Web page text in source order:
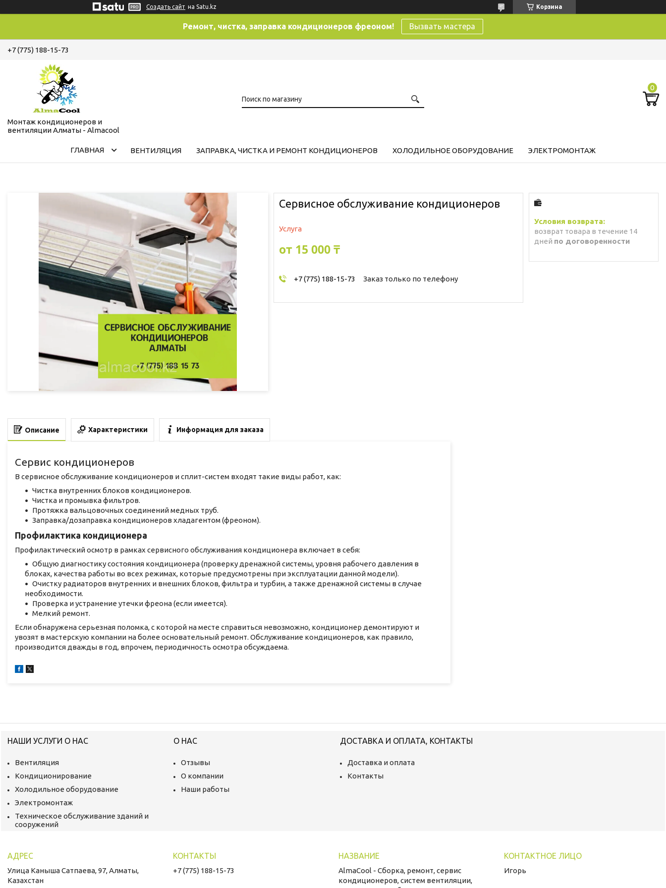
Создать сайт на Satu.kz Корзина
Ремонт, чистка, заправка кондиционеров фреоном! Вызвать мастера
+7 (775) 188-15-73
Монтаж кондиционеров и
вентиляции Алматы - Almacool
ГЛАВНАЯ ВЕНТИЛЯЦИЯ ЗАПРАВКА, ЧИСТКА И РЕМОНТ КОНДИЦИОНЕРОВ ХОЛОДИЛЬНОЕ ОБОРУДОВАНИЕ ЭЛЕКТРОМОНТАЖ
Сервисное обслуживание кондиционеров
Услуга
от 15 000 ₸
+7 (775) 188-15-73 Заказ только по телефону
возврат товара в течение 14
дней по договоренности
Описание Характеристики Информация для заказа
Сервис кондиционеров
В сервисное обслуживание кондиционеров и сплит-систем входят такие виды работ, как:
Чистка внутренних блоков кондиционеров.
Чистка и промывка фильтров.
Протяжка вальцовочных соединений медных труб.
Заправка/дозаправка кондиционеров хладагентом (фреоном).
Профилактика кондиционера
Профилактический осмотр в рамках сервисного обслуживания кондиционера включает в себя:
Общую диагностику состояния кондиционера (проверку дренажной системы, уровня рабочего давления в
блоках, качества работы во всех режимах, которые предусмотрены при эксплуатации данной модели).
Очистку радиаторов внутренних и внешних блоков, фильтра и турбин, а также дренажной системы в случае
необходимости.
Проверка и устранение утечки фреона (если имеется).
Мелкий ремонт.
Если обнаружена серьезная поломка, с которой на месте справиться невозможно, кондиционер демонтируют и
увозят в мастерскую компании на более основательный ремонт. Обслуживание кондиционеров, как правило,
производится дважды в год, впрочем, периодичность осмотра обсуждаема.
НАШИ УСЛУГИ О НАС
Вентиляция
Кондиционирование
Холодильное оборудование
Электромонтаж
Техническое обслуживание зданий и
сооружений
О НАС
Отзывы
О компании
Наши работы
ДОСТАВКА И ОПЛАТА, КОНТАКТЫ
Доставка и оплата
Контакты
Улица Каныша Сатпаева, 97, Алматы,
Казахстан
+7 (775) 188-15-73
AlmaCool - Сборка, ремонт, сервис
кондиционеров, систем вентиляции,
Игорь